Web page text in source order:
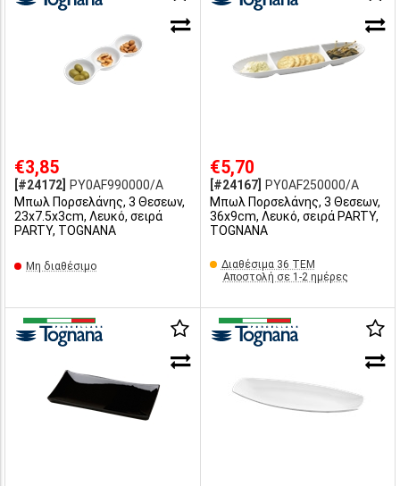
€3,85
[#24172]
PY0AF990000/A
Μπωλ Πορσελάνης, 3 Θεσεων,
23x7.5x3cm, Λευκό, σειρά
PARTY, TOGNANA
Μη διαθέσιμο
€5,70
[#24167]
PY0AF250000/A
Μπωλ Πορσελάνης, 3 Θεσεων,
36x9cm, Λευκό, σειρά PARTY,
TOGNANA
Διαθέσιμα 36 ΤΕΜ
Αποστολή σε 1-2 ημέρες